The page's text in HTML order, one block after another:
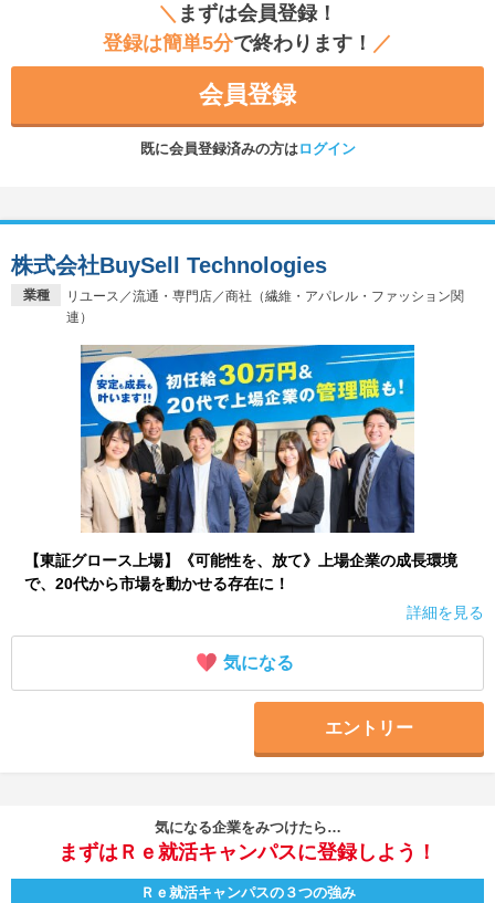
＼ まずは会員登録！
登録は簡単5分で終わります！ ／
会員登録
既に会員登録済みの方はログイン
業種
リユース／流通・専門店／商社（繊維・アパレル・ファッション関
連）
株式会社BuySell Technologies
【東証グロース上場】《可能性を、放て》上場企業の成長環境
で、20代から市場を動かせる存在に！
詳細を見る
気になる
エントリー
気になる企業をみつけたら…
まずはＲｅ就活キャンパスに登録しよう！
Ｒｅ就活キャンパスの３つの強み